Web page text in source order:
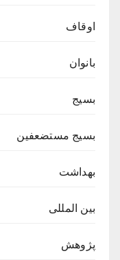
اوقاف
بانوان
بسیج
بسیج مستضعفین
بهداشت
بین المللی
پژوهش